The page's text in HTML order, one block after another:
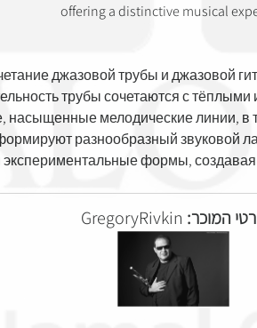
offering a distinctive musical
джазовой трубы и джазовой
трубы сочетаются с
насыщенные мелодические линии, в
разнообразный
формы,
המוכר: GregoryRivkin